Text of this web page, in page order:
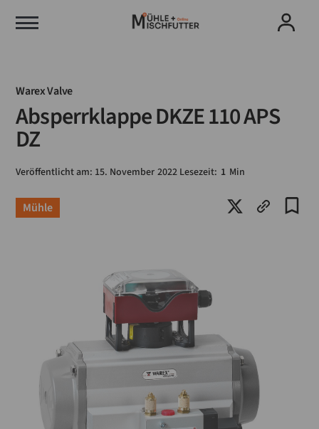
Warex Valve
Absperrklappe DKZE 110 APS
DZ
Veröffentlicht am: 15. November 2022 Lesezeit: 1 Min
Mühle